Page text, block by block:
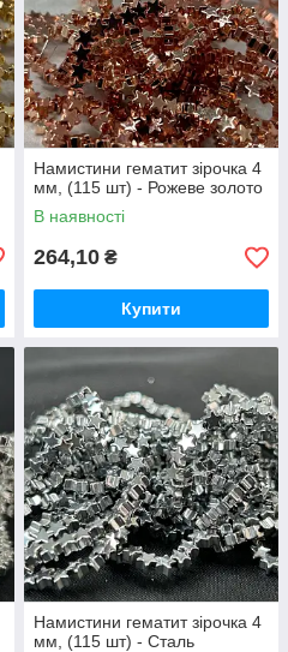
Намистини гематит зірочка 4
мм, (115 шт) - Рожеве золото
В наявності
264,10 ₴
Купити
Намистини гематит зірочка 4
мм, (115 шт) - Сталь